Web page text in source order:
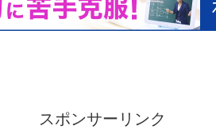
スポンサーリンク